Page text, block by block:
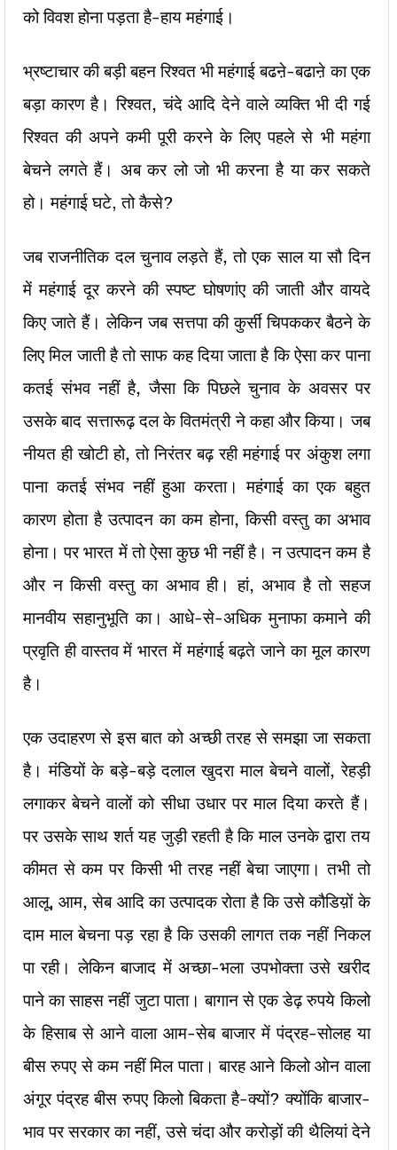
को विवश होना पड़ता है-हाय महंगाई।
भ्रष्टाचार की बड़ी बहन रिश्वत भी महंगाई बढऩे-बढाऩे का एक
बड़ा कारण है। रिश्वत, चंदे आदि देने वाले व्यक्ति भी दी गई
रिश्वत की अपने कमी पूरी करने के लिए पहले से भी महंगा
बेचने लगते हैं। अब कर लो जो भी करना है या कर सकते
हो। महंगाई घटे, तो कैसे?
जब राजनीतिक दल चुनाव लड़ते हैं, तो एक साल या सौ दिन
में महंगाई दूर करने की स्पष्ट घोषणांए की जाती और वायदे
किए जाते हैं। लेकिन जब सत्तपा की कुर्सी चिपककर बैठने के
लिए मिल जाती है तो साफ कह दिया जाता है कि ऐसा कर पाना
कतई संभव नहीं है, जैसा कि पिछले चुनाव के अवसर पर
उसके बाद सत्तारूढ़ दल के वितमंत्री ने कहा और किया। जब
नीयत ही खोटी हो, तो निरंतर बढ़ रही महंगाई पर अंकुश लगा
पाना कतई संभव नहीं हुआ करता। महंगाई का एक बहुत
कारण होता है उत्पादन का कम होना, किसी वस्तु का अभाव
होना। पर भारत में तो ऐसा कुछ भी नहीं है। न उत्पादन कम है
और न किसी वस्तु का अभाव ही। हां, अभाव है तो सहज
मानवीय सहानुभूति का। आधे-से-अधिक मुनाफा कमाने की
प्रवृति ही वास्तव में भारत में महंगाई बढ़ते जाने का मूल कारण
है।
एक उदाहरण से इस बात को अच्छी तरह से समझा जा सकता
है। मंडियों के बड़े-बड़े दलाल खुदरा माल बेचने वालों, रेहड़ी
लगाकर बेचने वालों को सीधा उधार पर माल दिया करते हैं।
पर उसके साथ शर्त यह जुड़ी रहती है कि माल उनके द्वारा तय
कीमत से कम पर किसी भी तरह नहीं बेचा जाएगा। तभी तो
आलू, आम, सेब आदि का उत्पादक रोता है कि उसे कौडिय़ों के
दाम माल बेचना पड़ रहा है कि उसकी लागत तक नहीं निकल
पा रही। लेकिन बाजाद में अच्छा-भला उपभोक्ता उसे खरीद
पाने का साहस नहीं जुटा पाता। बागान से एक डेढ़ रुपये किलो
के हिसाब से आने वाला आम-सेब बाजार में पंद्रह-सोलह या
बीस रुपए से कम नहीं मिल पाता। बारह आने किलो ओन वाला
अंगूर पंद्रह बीस रुपए किलो बिकता है-क्यों? क्योंकि बाजार-
भाव पर सरकार का नहीं, उसे चंदा और करोड़ों की थैलियां देने